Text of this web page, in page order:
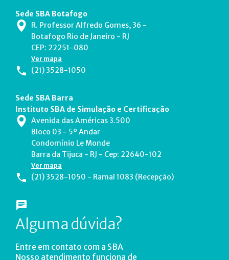
Sede SBA Botafogo
R. Professor Alfredo Gomes, 36 -
Botafogo Rio de Janeiro - RJ
CEP: 22251-080
Ver mapa
(21) 3528-1050
Sede SBA Barra
Instituto SBA de Simulação e Certificação
Avenida das Américas 3.500
Bloco 03 - 5º Andar
Condomínio Le Monde
Barra da Tijuca - RJ - Cep: 22640-102
Ver mapa
(21) 3528-1050 - Ramal 1083 (Recepção)
Alguma dúvida?
Entre em contato com a SBA
Nosso atendimento funciona de